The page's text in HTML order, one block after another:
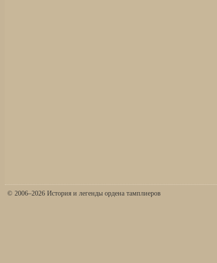
© 2006–2026 История и легенды ордена тамплиеров